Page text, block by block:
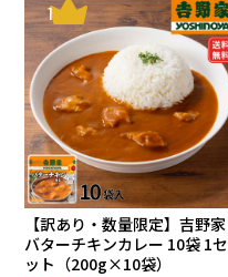
1
【訳あり・数量限定】吉野家
バターチキンカレー 10袋 1セ
ット（200g×10袋）